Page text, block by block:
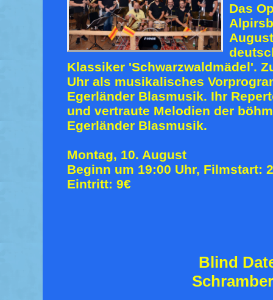
Das
Klassiker 'Schwarzwaldmädel'.
Uhr als musikalisches
Egerländer Blasmusik. Ihr
und vertraute Melodien der
Egerländer Blasmusik.
Montag, 10. August
Beginn um 19:00 Uhr, Filmstart:
Eintritt: 9€
Blind